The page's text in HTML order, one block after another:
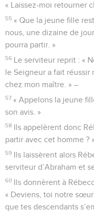
« Laissez-moi retourner
55 « Que la jeune fille
nous, une dizaine de
pourra partir. »
56 Le serviteur reprit : «
le Seigneur a fait réussir
chez mon maître. » –
57 « Appelons la jeune
son avis. »
58 Ils appelèrent donc
partir avec cet homme ?
59 Ils laissèrent alors
serviteur d’Abraham et
60 Ils donnèrent à
« Deviens, toi notre
que tes descendants